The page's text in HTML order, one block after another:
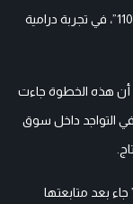
مايكرو دراما” في مصر، والذي يحمل عنوان “الحالة 110”، في تجربة درامية
أن هذه الخطوة جاءت
في التواجد داخل سوق
بعد متابعتها